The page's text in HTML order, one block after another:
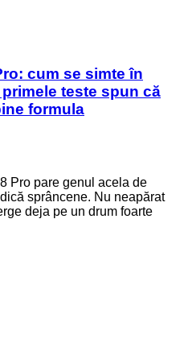
cum se simte în
teste spun că
formula
Pro pare genul acela de
sprâncene. Nu neapărat
deja pe un drum foarte